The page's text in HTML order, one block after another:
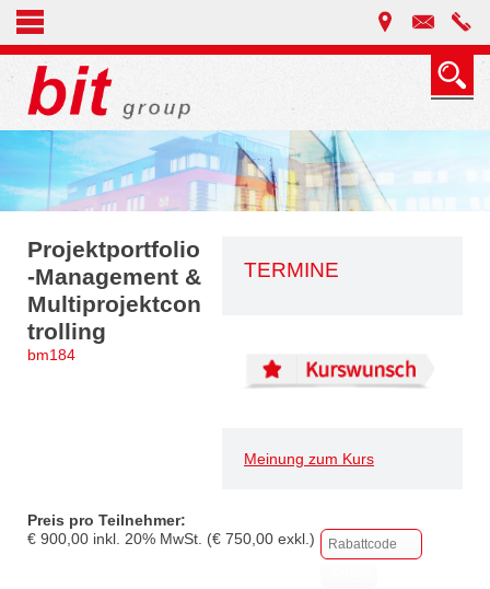
TERMINE
Meinung zum Kurs
Projektportfolio
-Management &
Multiprojektcon
trolling
bm184
Preis pro Teilnehmer:
€ 900,00 inkl. 20% MwSt. (€ 750,00 exkl.)